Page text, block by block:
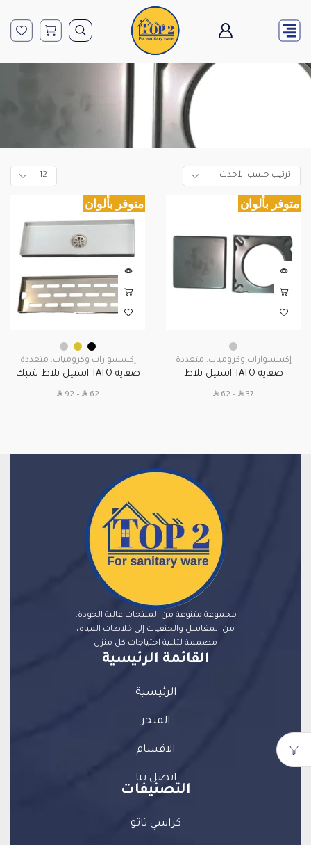
متوفر بألوان
إكسسوارات وكروميات, متعددة
صفاية TATO استيل بلاط
SAR37
–
SAR62
متوفر بألوان
إكسسوارات وكروميات, متعددة
صفاية TATO استيل بلاط شبك
SAR62
–
SAR92
مجموعة متنوعة من المنتجات عالية الجودة،
من المغاسل والحنفيات إلى خلاطات المياه،
مصممة لتلبية احتياجات كل منزل
القائمة الرئيسية
الرئيسية
المتجر
الاقسام
اتصل بنا
التصنيفات
كراسي تاتو